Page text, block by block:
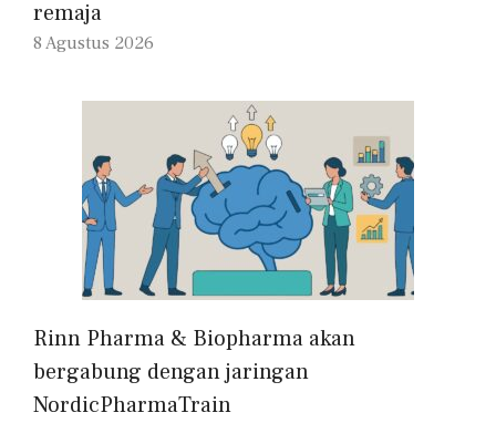
remaja
8 Agustus 2026
Rinn Pharma & Biopharma akan
bergabung dengan jaringan
NordicPharmaTrain